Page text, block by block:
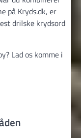
på Kryds.dk, er
drilske krydsord
Lad os komme i